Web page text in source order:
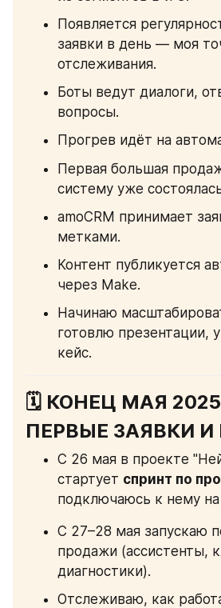
Появляется
заявки в день — моя
отслеживания.
Боты ведут диалоги,
вопросы.
Прогрев идёт на
Первая большая
систему уже
amoCRM принимает
метками.
Контент публикуется
через Make.
Начинаю
готовлю презентации,
кейс.
🗓 КОНЕЦ МАЯ
ПЕРВЫЕ ЗАЯВКИ
С 26 мая в проекте
стартует спринт по
подключаюсь к нему
С 27–28 мая запускаю
продажи (ассистенты,
диагностики).
Отслеживаю, как